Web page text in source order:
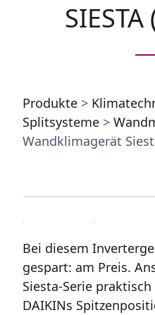
Produkte >
Splitsysteme >
Wandklimagerät
Bei diesem
gespart: am Preis.
Siesta-Serie
DAIKINs